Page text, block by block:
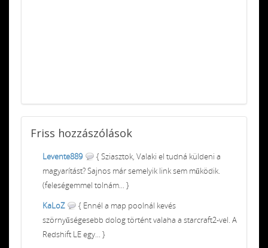
Friss hozzászólások
Levente889
{ Sziasztok, Valaki el tudná küldeni a
magyarítást? Sajnos már semelyik link sem működik.
(feleségemmel tolnám... }
KaLoZ
{ Ennél a map poolnál kevés
szörnyűségesebb dolog történt valaha a starcraft2-vel. A
Redshift LE egy... }